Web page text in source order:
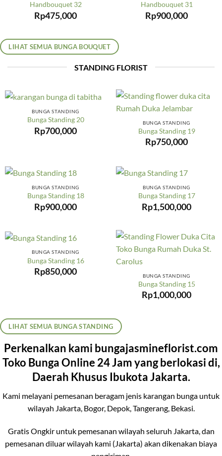
Handbouquet 32
Rp475,000
Handbouquet 31
Rp900,000
LIHAT SEMUA BUNGA BOUQUET
STANDING FLORIST
BUNGA STANDING
Bunga Standing 20
Rp700,000
BUNGA STANDING
Bunga Standing 19
Rp750,000
BUNGA STANDING
Bunga Standing 18
Rp900,000
BUNGA STANDING
Bunga Standing 17
Rp1,500,000
BUNGA STANDING
Bunga Standing 16
Rp850,000 BUNGA STANDING
Bunga Standing 15
Rp1,000,000
LIHAT SEMUA BUNGA STANDING
Perkenalkan kami bungajasmineflorist.com
Toko Bunga Online 24 Jam yang berlokasi di,
Daerah Khusus Ibukota Jakarta.
Kami melayani pemesanan beragam jenis karangan bunga untuk
wilayah Jakarta, Bogor, Depok, Tangerang, Bekasi.
Gratis Ongkir untuk pemesanan wilayah seluruh Jakarta, dan
pemesanan diluar wilayah kami (Jakarta) akan dikenakan biaya